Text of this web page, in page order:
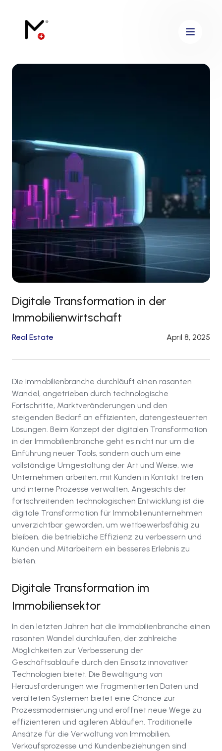
Digitale Transformation in der
Immobilienwirtschaft
Real Estate April 8, 2025
Die Immobilienbranche durchläuft einen rasanten
Wandel, angetrieben durch technologische
Fortschritte, Marktveränderungen und den
steigenden Bedarf an effizienten, datengesteuerten
Lösungen. Beim Konzept der digitalen Transformation
in der Immobilienbranche geht es nicht nur um die
Einführung neuer Tools, sondern auch um eine
vollständige Umgestaltung der Art und Weise, wie
Unternehmen arbeiten, mit Kunden in Kontakt treten
und interne Prozesse verwalten. Angesichts der
fortschreitenden technologischen Entwicklung ist die
digitale Transformation für Immobilienunternehmen
unverzichtbar geworden, um wettbewerbsfähig zu
bleiben, die betriebliche Effizienz zu verbessern und
Kunden und Mitarbeitern ein besseres Erlebnis zu
bieten.
Digitale Transformation im
Immobiliensektor
In den letzten Jahren hat die Immobilienbranche einen
rasanten Wandel durchlaufen, der zahlreiche
Möglichkeiten zur Verbesserung der
Geschäftsabläufe durch den Einsatz innovativer
Technologien bietet. Die Bewältigung von
Herausforderungen wie fragmentierten Daten und
veralteten Systemen bietet eine Chance zur
Prozessmodernisierung und eröffnet neue Wege zu
effizienteren und agileren Abläufen. Traditionelle
Ansätze für die Verwaltung von Immobilien,
Verkaufsprozesse und Kundenbeziehungen sind